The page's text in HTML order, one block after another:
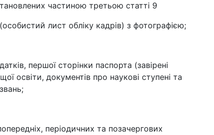
частиною третьою статті 9
лист обліку кадрів) з фотографією;
першої сторінки паспорта (завірені
освіти, документів про наукові ступені та
періодичних та позачергових